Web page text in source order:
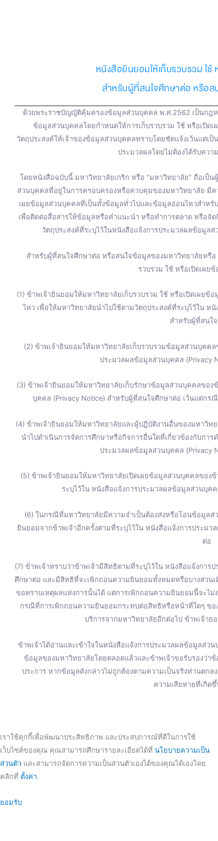
o
o
k
b
e
a
g
r
a
m
t
e
r
o
k
หนังสือยินยอมให้เก็บรวบรวม ใ
สำหรับผู้ที่สนใจศึกษาต่อ หรือ
ด้วยพระราชบัญญัติคุ้มครองข้อมูลส่วนบุคคล พ.ศ.2562 เป็นกฎ
ข้อมูลส่วนบุคคลโดยกำหนดให้การเก็บรวบรวม ใช้ หรือเปิ
วัตถุประสงค์ให้เจ้าของข้อมูลส่วนบุคคลทราบโดยชัดแจ้งเว้นแต่
ประมวลผลโดยไม่ต้องได้รับคว
โดยหนังสือฉบับนี้ มหาวิทยาลัยเกริก หรือ “มหาวิทยาลัย” ถือเ
ส่วนบุคคลที่อยู่ในการครอบครองหรือควบคุมของมหาวิทยาลัย มี
เผยข้อมูลส่วนบุคคลที่เป็นทั้งข้อมูลทั่วไปและข้อมูลอ่อนไหวสำห
เพื่อติดต่อสื่อสารให้ข้อมูลหรือคำแนะนำ หรือทำการตลาด หรือจั
วัตถุประสงค์ที่ระบุไว้ในหนังสือแจ้งการประมวลผลข้อมูล
สำหรับผู้ที่สนใจศึกษาต่อ หรือสนใจข้อมูลของมหาวิทยาลัยหรื
รวบรวม ใช้ หรือเปิดเผย
(1) ข้าพเจ้ายินยอมให้มหาวิทยาลัยเก็บรวบรวม ใช้ หรือเปิดเผย
ไหว เพื่อให้มหาวิทยาลัยนำไปใช้ตามวัตถุประสงค์ที่ระบุไว้ใน
สำหรับผู้ที่สนใ
(2) ข้าพเจ้ายินยอมให้มหาวิทยาลัยเก็บรวบรวมข้อมูลส่วนบุคค
ประมวลผลข้อมูลส่วนบุคคล (Privacy
(3) ข้าพเจ้ายินยอมให้มหาวิทยาลัยเก็บรักษาข้อมูลส่วนบุคคลของ
บุคคล (Privacy Notice) สำหรับผู้ที่สนใจศึกษาต่อ เว้นแต่ก
(4) ข้าพเจ้ายินยอมให้มหาวิทยาลัยและผู้ปฏิบัติงานอื่นของมหาวิท
นำไปดำเนินการจัดการศึกษาหรือกิจการอื่นใดที่เกี่ยวข้องกับกา
ประมวลผลข้อมูลส่วนบุคคล (Privacy
(5) ข้าพเจ้ายินยอมให้มหาวิทยาลัยเปิดเผยข้อมูลส่วนบุคคลของ
ระบุไว้ใน หนังสือแจ้งการประมวลผลข้อมูลส่วนบุค
(6) ในกรณีที่มหาวิทยาลัยมีความจำเป็นต้องส่งหรือโอนข้อมูล
ยินยอมจากข้าพเจ้าอีกครั้งตามที่ระบุไว้ใน หนังสือแจ้งการประม
ต่อ
(7) ข้าพเจ้าทราบว่าข้าพเจ้ามีสิทธิตามที่ระบุไว้ใน หนังสือแจ้งกา
ศึกษาต่อ และมีสิทธิที่จะเพิกถอนความยินยอมทั้งหมดหรือบางส่วน
ขอทราบเหตุผลแห่งการนั้นได้ แต่การเพิกถอนความยินยอมนี้จะไ
กรณีที่การเพิกถอนความยินยอมกระทบต่อสิทธิหรือหน้าที่ใดๆ ขอ
บริการจากมหาวิทยาลัยอีกต่อไป ข้าพเจ้า
ข้าพเจ้าได้อ่านและเข้าใจในหนังสือแจ้งการประมวลผลข้อมูลส่
ข้อมูลของมหาวิทยาลัยโดยตลอดแล้วและข้าพเจ้าขอรับรองว่า
ประการ หากข้อมูลดังกล่าวไม่ถูกต้องตามความเป็นจริงท่านตก
ความเสียหายที่เกิด
เราใช้คุกกี้เพื่อพัฒนาประสิทธิภาพ และประสบการณ์ที่ดีในการใช้
เว็บไซต์ของคุณ คุณสามารถศึกษารายละเอียดได้ที่ นโยบายความเป็น
ส่วนตัว และสามารถจัดการความเป็นส่วนตัวเองได้ของคุณได้เองโดย
คลิกที่ ตั้งค่า
ยอมรับ